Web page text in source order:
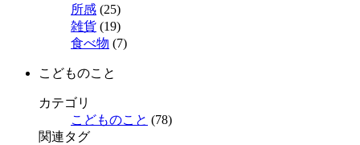
所感 (25)
雑貨 (19)
食べ物 (7)
こどものこと
カテゴリ
こどものこと (78)
関連タグ